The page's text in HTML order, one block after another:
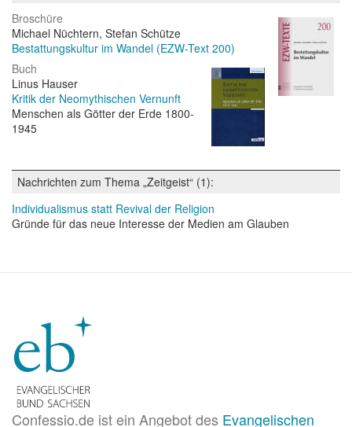
Broschüre
Michael Nüchtern, Stefan Schütze
Bestattungskultur im Wandel (EZW-Text 200)
Buch
Linus Hauser
Kritik der Neomythischen Vernunft
Menschen als Götter der Erde 1800-
1945
Nachrichten zum Thema „Zeitgeist“ (1):
Individualismus statt Revival der Religion
Gründe für das neue Interesse der Medien am Glauben
Confessio.de ist ein Angebot des Evangelischen